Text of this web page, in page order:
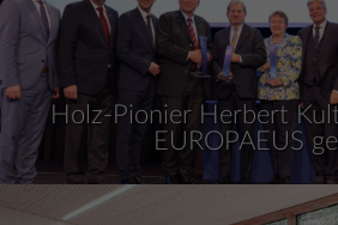
Holz-Pionier Herbert
EUROPAEUS